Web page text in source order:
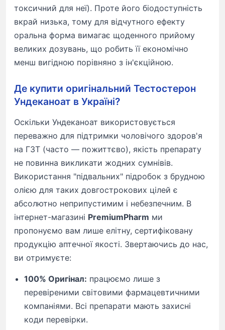
токсичний для неї). Проте його біодоступність
вкрай низька, тому для відчутного ефекту
оральна форма вимагає щоденного прийому
великих дозувань, що робить її економічно
менш вигідною порівняно з ін'єкційною.
Де купити оригінальний Тестостерон
Ундеканоат в Україні?
Оскільки Ундеканоат використовується
переважно для підтримки чоловічого здоров'я
на ГЗТ (часто — пожиттєво), якість препарату
не повинна викликати жодних сумнівів.
Використання "підвальних" підробок з брудною
олією для таких довгострокових цілей є
абсолютно неприпустимим і небезпечним. В
інтернет-магазині PremiumPharm ми
пропонуємо вам лише елітну, сертифіковану
продукцію аптечної якості. Звертаючись до нас,
ви отримуєте:
100% Оригінал: працюємо лише з
перевіреними світовими фармацевтичними
компаніями. Всі препарати мають захисні
коди перевірки.